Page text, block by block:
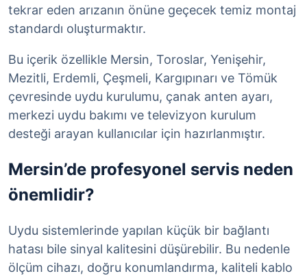
tekrar eden arızanın önüne geçecek temiz montaj
standardı oluşturmaktır.
Bu içerik özellikle Mersin, Toroslar, Yenişehir,
Mezitli, Erdemli, Çeşmeli, Kargıpınarı ve Tömük
çevresinde uydu kurulumu, çanak anten ayarı,
merkezi uydu bakımı ve televizyon kurulum
desteği arayan kullanıcılar için hazırlanmıştır.
Mersin’de profesyonel servis neden
önemlidir?
Uydu sistemlerinde yapılan küçük bir bağlantı
hatası bile sinyal kalitesini düşürebilir. Bu nedenle
ölçüm cihazı, doğru konumlandırma, kaliteli kablo